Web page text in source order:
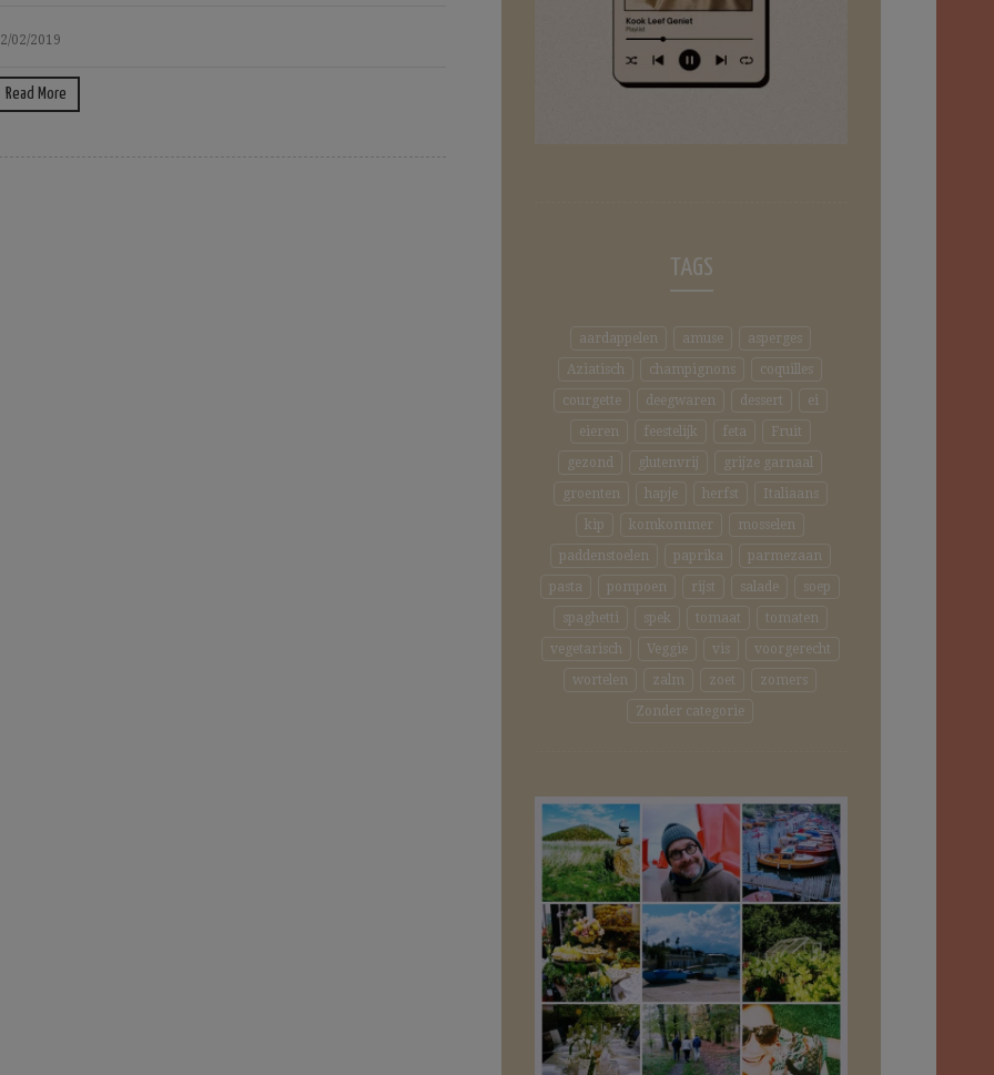
02/2019
Read More
TAGS
aardappelen amuse
asperges
Aziatisch
champignons
coquilles
courgette
deegwaren dessert
ei
eieren
feestelijk feta
Fruit
gezond
glutenvrij
grijze garnaal
groenten
hapje herfst
Italiaans
kip
komkommer
mosselen
paddenstoelen
paprika
parmezaan
pasta
pompoen rijst salade
soep
spaghetti
spek tomaat
tomaten
vegetarisch
Veggie vis
voorgerecht
wortelen
zalm zoet
zomers
Zonder categorie